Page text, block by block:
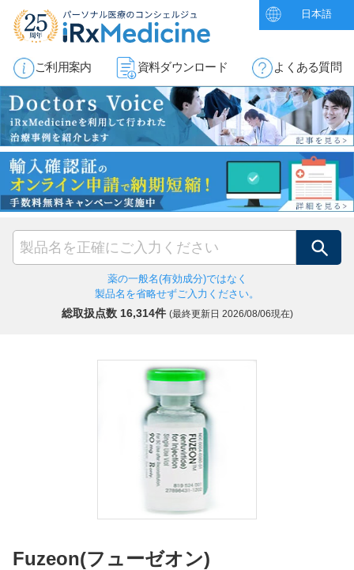
日本語
ご利用案内 資料ダウンロード よくある質問
検索
薬の一般名(有効成分)ではなく
製品名を省略せずご入力ください。
総取扱点数 16,314件 (最終更新日 2026/08/06現在)
Fuzeon(フューゼオン)